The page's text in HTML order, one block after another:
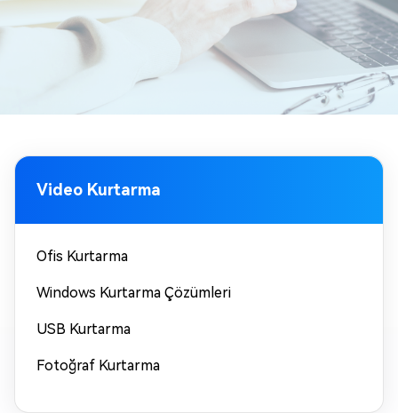
Video Kurtarma
Ofis Kurtarma
Windows Kurtarma Çözümleri
USB Kurtarma
Fotoğraf Kurtarma